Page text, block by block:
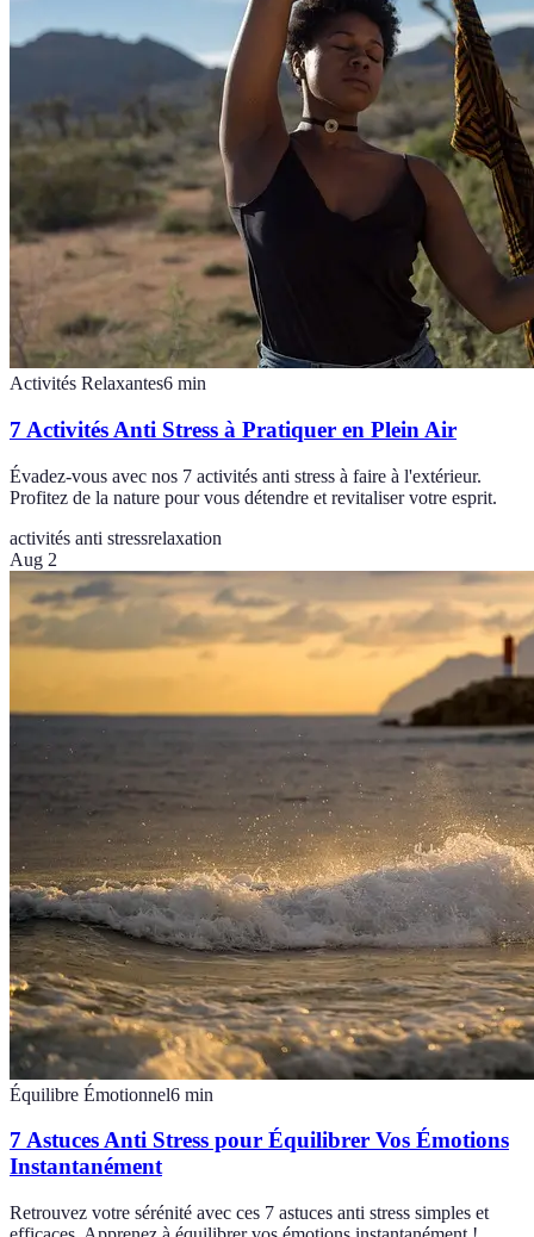
Activités Relaxantes6 min
7 Activités Anti Stress à Pratiquer en Plein Air
Évadez-vous avec nos 7 activités anti stress à faire à l'extérieur.
Profitez de la nature pour vous détendre et revitaliser votre esprit.
activités anti stressrelaxation
Aug 2
Équilibre Émotionnel6 min
7 Astuces Anti Stress pour Équilibrer Vos Émotions
Instantanément
Retrouvez votre sérénité avec ces 7 astuces anti stress simples et